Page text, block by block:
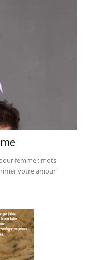
femme : mots
votre amour